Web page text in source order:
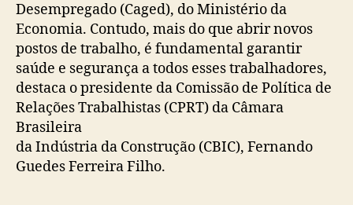
Desempregado (Caged), do Ministério da
Economia. Contudo, mais do que abrir novos
postos de trabalho, é fundamental garantir
saúde e segurança a todos esses trabalhadores,
destaca o presidente da Comissão de Política de
Relações Trabalhistas (CPRT) da Câmara
Brasileira
da Indústria da Construção (CBIC), Fernando
Guedes Ferreira Filho.